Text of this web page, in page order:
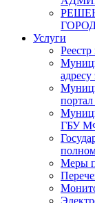
Услуги
портал
ГБУ
Меры